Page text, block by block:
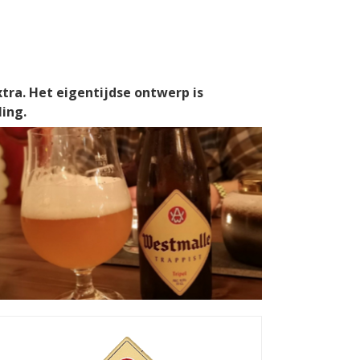
Het eigentijdse ontwerp is